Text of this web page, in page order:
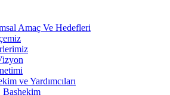
Amaç Ve Hedefleri
ve Yardımcıları
Başhekim